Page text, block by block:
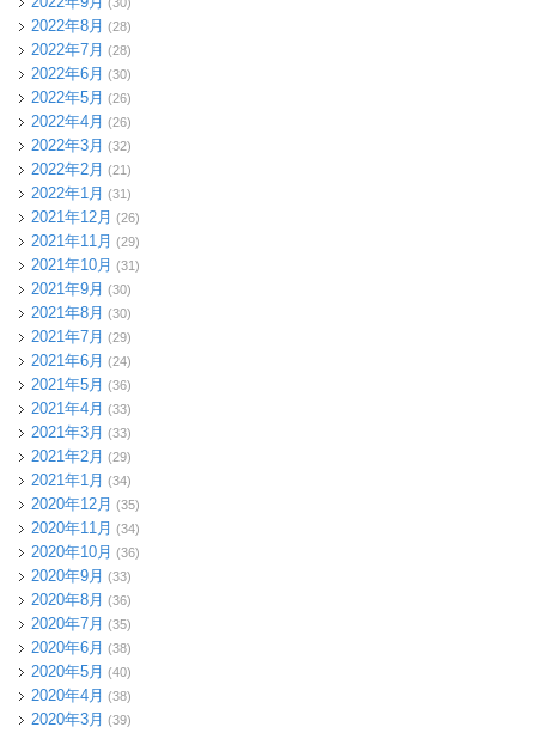
(30)
2022年8月 (28)
2022年7月 (28)
2022年6月 (30)
2022年5月 (26)
2022年4月 (26)
2022年3月 (32)
2022年2月 (21)
2022年1月 (31)
2021年12月 (26)
2021年11月 (29)
2021年10月 (31)
2021年9月 (30)
2021年8月 (30)
2021年7月 (29)
2021年6月 (24)
2021年5月 (36)
2021年4月 (33)
2021年3月 (33)
2021年2月 (29)
2021年1月 (34)
2020年12月 (35)
2020年11月 (34)
2020年10月 (36)
2020年9月 (33)
2020年8月 (36)
2020年7月 (35)
2020年6月 (38)
2020年5月 (40)
2020年4月 (38)
2020年3月 (39)